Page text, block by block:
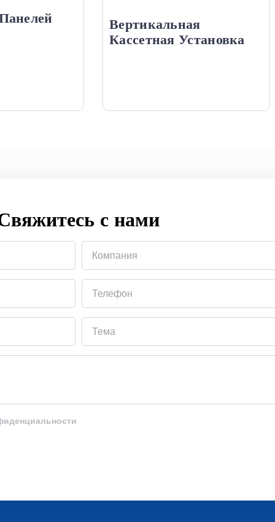
Вертикальная
Кассетная Установка
с нами